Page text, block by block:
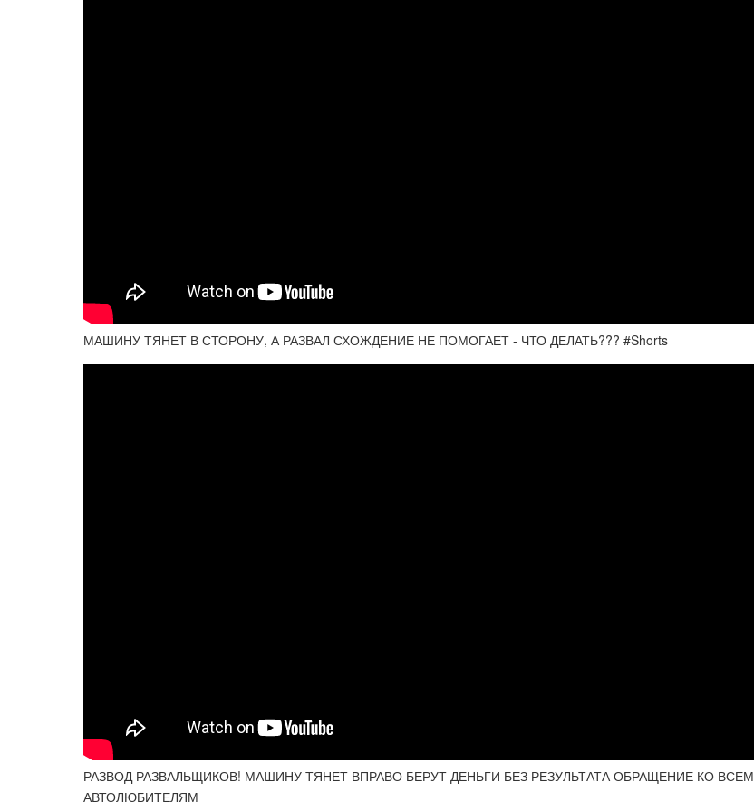
МАШИНУ ТЯНЕТ В СТОРОНУ, А РАЗВАЛ СХОЖДЕНИЕ НЕ ПОМОГАЕТ - ЧТО ДЕЛАТЬ??? #Shorts
РАЗВОД РАЗВАЛЬЩИКОВ! МАШИНУ ТЯНЕТ ВПРАВО БЕРУТ ДЕНЬГИ БЕЗ РЕЗУЛЬТАТА ОБРАЩЕНИЕ КО ВСЕМ
АВТОЛЮБИТЕЛЯМ